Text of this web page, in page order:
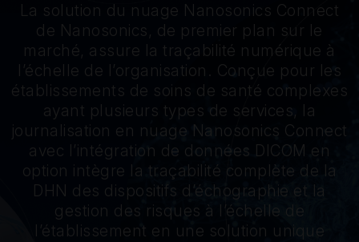
La solution du nuage Nanosonics Connect
de Nanosonics, de premier plan sur le
marché, assure la traçabilité numérique à
l’échelle de l’organisation. Conçue pour les
établissements de soins de santé complexes
ayant plusieurs types de services, la
journalisation en nuage Nanosonics Connect
avec l’intégration de données DICOM en
option intègre la traçabilité complète de la
DHN des dispositifs d’échographie et la
gestion des risques à l’échelle de
l’établissement en une solution unique